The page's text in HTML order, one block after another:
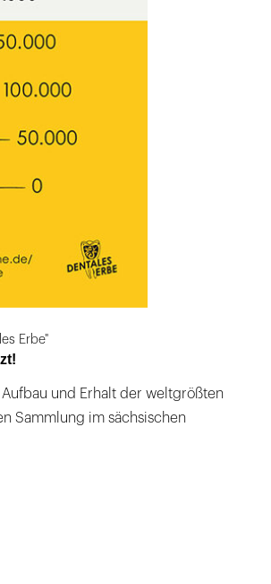
Erbe"
und Erhalt der weltgrößten
Sammlung im sächsischen